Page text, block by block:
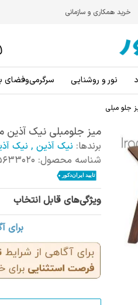
خرید همکاری و سازمانی
نور و روشنایی سرگرمی‌و‌فضای
جلو مبلی
میز جلومبلی نیک آذین
برندها: نیک آذین , نیک
شناسه محصول:
ویژگی‌های قابل انتخاب
برای